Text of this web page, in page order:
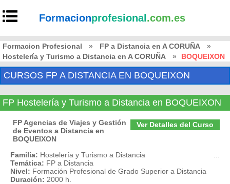
Formacionprofesional .com.es
Formacion Profesional » FP a Distancia en A CORUÑA
»
Hostelería y Turismo a Distancia en A CORUÑA
» BOQUEIXON
CURSOS FP A DISTANCIA EN BOQUEIXON
FP Hostelería y Turismo a Distancia en BOQUEIXON
Ver Detalles del Curso
FP Agencias de Viajes y Gestión
de Eventos a Distancia en
BOQUEIXON
Familia: Hostelería y Turismo a Distancia
Temática: FP a Distancia
Nivel: Formación Profesional de Grado Superior a Distancia
Duración: 2000 h.